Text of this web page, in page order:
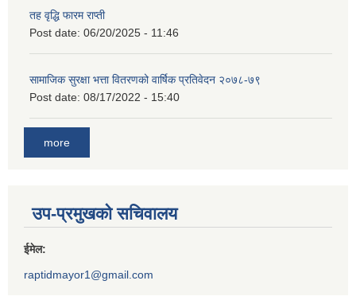
तह वृद्धि फारम राप्ती
Post date: 06/20/2025 - 11:46
सामाजिक सुरक्षा भत्ता वितरणको वार्षिक प्रतिवेदन २०७८-७९
Post date: 08/17/2022 - 15:40
more
उप-प्रमुखको सचिवालय
ईमेल:
raptidmayor1@gmail.com